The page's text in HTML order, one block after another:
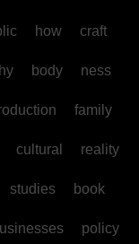
how craft
body ness
family
cultural reality
studies book
policy